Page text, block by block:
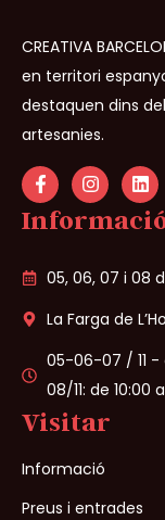
CREATIVA
en territori
destaquen dins
artesanies.
05, 06, 07 i 08
La Farga de
05-06-07 / 11 -
08/11: de 10:00
Visitar
Informació
Preus i entrades